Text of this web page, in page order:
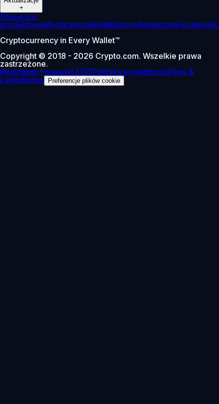
+
XNowości
produktoweWydarzeniaRedditDiscordInstagramFacebook
Cryptocurrency in Every Wallet™
Copyright © 2018 - 2026 Crypto.com. Wszelkie prawa
zastrzeżone.
Regulamin i warunki EOGPolityka prywatnościFees &
LimitsStatus Preferencje plików cookie